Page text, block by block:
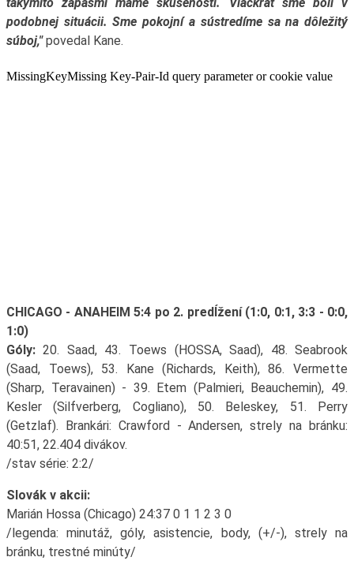
podobnej situácii. Sme pokojní a sústredíme sa na dôležitý
súboj,"povedal Kane.
CHICAGO - ANAHEIM 5:4 po 2. predĺžení (1:0, 0:1, 3:3 - 0:0,
1:0)
Góly:20. Saad, 43. Toews (HOSSA, Saad), 48. Seabrook
(Saad, Toews), 53. Kane (Richards, Keith), 86. Vermette
(Sharp, Teravainen) - 39. Etem (Palmieri, Beauchemin), 49.
Kesler (Silfverberg, Cogliano), 50. Beleskey, 51. Perry
(Getzlaf). Brankári: Crawford - Andersen, strely na bránku:
40:51, 22.404 divákov.
/stav série: 2:2/
Slovák v akcii:
Marián Hossa (Chicago) 24:37 0 1 1 2 3 0
/legenda: minutáž, góly, asistencie, body, (+/-), strely na
bránku, trestné minúty/